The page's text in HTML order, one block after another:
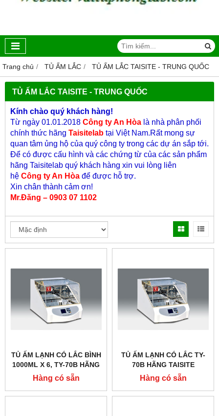
Trang chủ TỦ ẤM LẮC TỦ ẤM LẮC TAISITE - TRUNG QUỐC
TỦ ẤM LẮC TAISITE - TRUNG QUỐC
Kính chào quý khách hàng!
Từ ngày 01.01.2018 Công ty An Hòa là nhà phân phối
chính thức hãng Taisitelab tại Việt Nam.Rất mong sự
quan tâm ủng hộ của quý công ty trong các dự án sắp tới.
Để có được cấu hình và các chứng từ của các sản phẩm
hãng Taisitelab quý khách hàng xin vui lòng liên
hệ Công ty An Hòa để được hỗ trợ.
Xin chân thành cảm ơn!
Mr.Đăng – 0903 07 1102
TỦ ẤM LẠNH CÓ LẮC BÌNH
1000ML X 6, TY-70B HÃNG
TAISITE
Hàng có sẵn
TỦ ẤM LẠNH CÓ LẮC TY-
70B HÃNG TAISITE
Hàng có sẵn